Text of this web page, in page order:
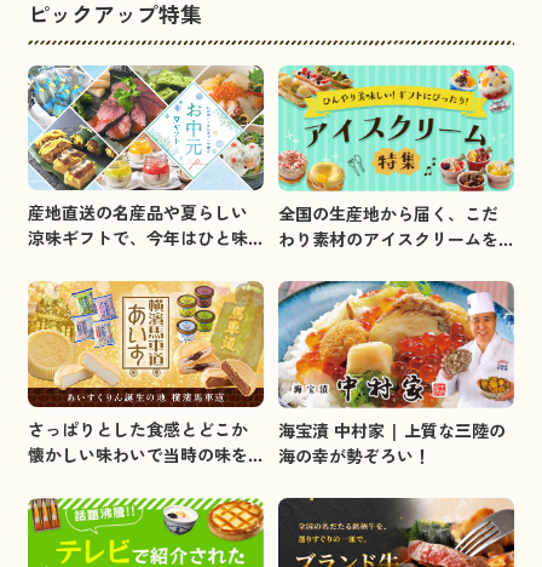
ピックアップ特集
産地直送の名産品や夏らしい
涼味ギフトで、今年はひと味
全国の生産地から届く、こだ
わり素材のアイスクリームを
さっぱりとした食感とどこか
懐かしい味わいで当時の味を
海宝漬 中村家 | 上質な三陸の
海の幸が勢ぞろい！